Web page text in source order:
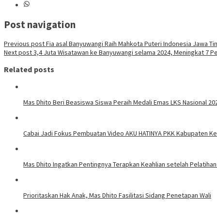
Post navigation
Previous postFia asal Banyuwangi Raih Mahkota Puteri Indonesia Jawa
Next post3,4 Juta Wisatawan ke Banyuwangi selama 2024, Meningkat 7
Related posts
Mas Dhito Beri Beasiswa Siswa Peraih Medali Emas LKS Nasional
Cabai Jadi Fokus Pembuatan Video AKU HATINYA PKK Kabupaten
Mas Dhito Ingatkan Pentingnya Terapkan Keahlian setelah
Prioritaskan Hak Anak, Mas Dhito Fasilitasi Sidang Penetapan Wali